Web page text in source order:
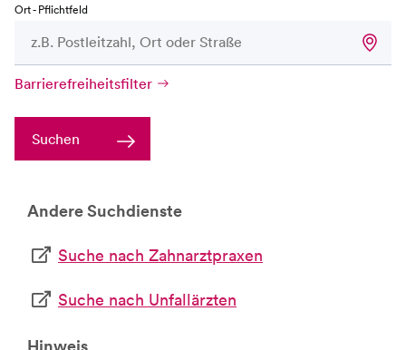
Ort - Pflichtfeld
Barrierefreiheitsfilter
Suchen
Andere Suchdienste
Suche nach Zahnarztpraxen
Suche nach Unfallärzten
Hinweis